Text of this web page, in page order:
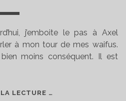
j’emboite le pas à Axel
à mon tour de mes waifus.
moins conséquent. Il est
LECTURE …